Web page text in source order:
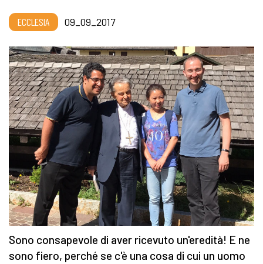
ECCLESIA 09_09_2017
Sono consapevole di aver ricevuto un'eredità! E ne
sono fiero, perché se c'è una cosa di cui un uomo